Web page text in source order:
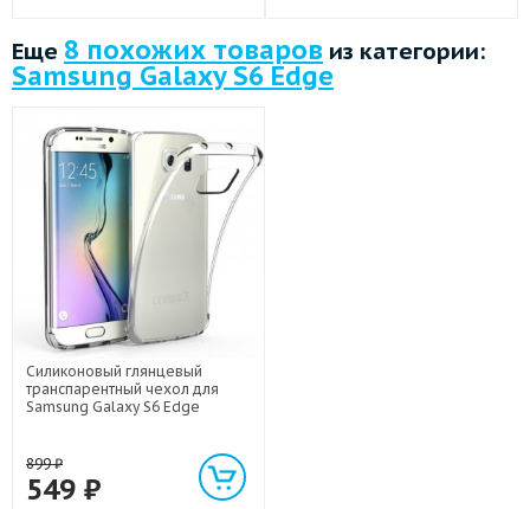
Еще 8 похожих товаров из категории:
Samsung Galaxy S6 Edge
Силиконовый глянцевый
транспарентный чехол для
Samsung Galaxy S6 Edge
899₽
549 ₽